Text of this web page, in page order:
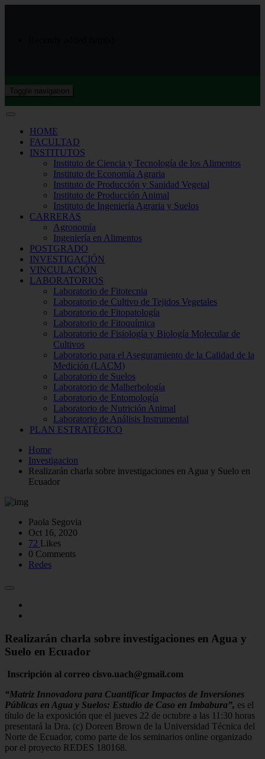
Toggle navigation
HOME
FACULTAD
INSTITUTOS
Instituto de Ciencia y Tecnología de los Alimentos
Instituto de Economía Agraria
Instituto de Producción y Sanidad Vegetal
Instituto de Producción Animal
Instituto de Ingeniería Agraria y Suelos
CARRERAS
Agronomía
Ingeniería en Alimentos
POSTGRADO
INVESTIGACIÓN
VINCULACIÓN
LABORATORIOS
Laboratorio de Fitotecnia
Laboratorio de Cultivo de Tejidos Vegetales
Laboratorio de Fitopatología
Laboratorio de Fitoquímica
Laboratorio de Fisiología y Biología Molecular de
Cultivos
Laboratorio para el Aseguramiento de la Calidad de la
Medición (LACM)
Laboratorio de Suelos
Laboratorio de Malherbología
Laboratorio de Entomología
Laboratorio de Nutrición Animal
Laboratorio de Análisis Instrumental
PLAN ESTRATÉGICO
Home
Investigacion
Realizarán charla sobre investigaciones en Agua y Suelo en
Ecuador
Paola Segovia
Oct 16, 2020
72 Likes
0 Comments
Redes
Realizarán charla sobre investigaciones en Agua y
Suelo en Ecuador
Inscripción al correo cisvo.uach@gmail.com
“Matriz Innovadora para Cuantificar Impactos de Inversiones
Públicas en Agua y Suelos: Estudio de Caso en Imbabura”, es el
título de la exposición que el jueves 22 de octubre a las 11:30 horas
presentará la Dra. (c) Doreen Brown de la Universidad Técnica del
Norte de Ecuador, como parte de los seminarios online organizado
por el proyecto REDES 180168.